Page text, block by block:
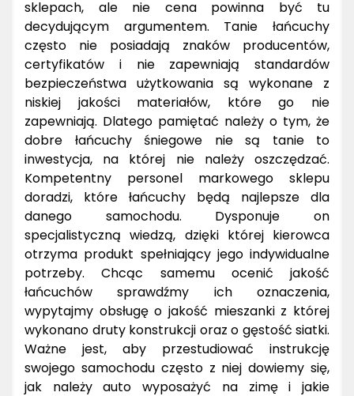
sklepach, ale nie cena powinna być tu
decydującym argumentem. Tanie łańcuchy
często nie posiadają znaków producentów,
certyfikatów i nie zapewniają standardów
bezpieczeństwa użytkowania są wykonane z
niskiej jakości materiałów, które go nie
zapewniają. Dlatego pamiętać należy o tym, że
dobre łańcuchy śniegowe nie są tanie to
inwestycja, na której nie należy oszczędzać.
Kompetentny personel markowego sklepu
doradzi, które łańcuchy będą najlepsze dla
danego samochodu. Dysponuje on
specjalistyczną wiedzą, dzięki której kierowca
otrzyma produkt spełniający jego indywidualne
potrzeby. Chcąc samemu ocenić jakość
łańcuchów sprawdźmy ich oznaczenia,
wypytajmy obsługę o jakość mieszanki z której
wykonano druty konstrukcji oraz o gęstość siatki.
Ważne jest, aby przestudiować instrukcję
swojego samochodu często z niej dowiemy się,
jak należy auto wyposażyć na zimę i jakie